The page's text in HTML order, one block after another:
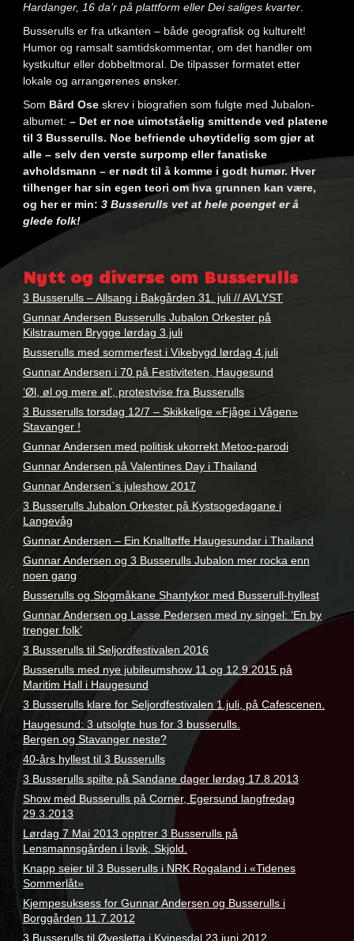
Hardanger, 16 da’r på plattform eller Dei saliges kvarter.
Busserulls er fra utkanten – både geografisk og kulturelt!
Humor og ramsalt samtidskommentar, om det handler om
kystkultur eller dobbeltmoral. De tilpasser formatet etter
lokale og arrangørenes ønsker.
Som Bård Oseskrev i biografien som fulgte med Jubalon-
albumet: – Det er noe uimotståelig smittende ved platene
til 3 Busserulls. Noe befriende uhøytidelig som gjør at
alle – selv den verste surpomp eller fanatiske
avholdsmann – er nødt til å komme i godt humør. Hver
tilhenger har sin egen teori om hva grunnen kan være,
og her er min: 3 Busserulls vet at hele poenget er å
glede folk!
Nøkkelord:
busserulls,
busserulls ,
Gunnar
andersen
Nytt og diverse om Busserulls
3 Busserulls – Allsang i Bakgården 31. juli // AVLYST
Gunnar Andersen Busserulls Jubalon Orkester på
Kilstraumen Brygge lørdag 3.juli
Busserulls med sommerfest i Vikebygd lørdag 4.juli
Gunnar Andersen i 70 på Festiviteten, Haugesund
‘Øl, øl og mere øl’, protestvise fra Busserulls
3 Busserulls torsdag 12/7 – Skikkelige «Fjåge i Vågen»
Stavanger !
Gunnar Andersen med politisk ukorrekt Metoo-parodi
Gunnar Andersen på Valentines Day i Thailand
Gunnar Andersen`s juleshow 2017
3 Busserulls Jubalon Orkester på Kystsogedagane i
Langevåg
Gunnar Andersen – Ein Knalltøffe Haugesundar i Thailand
Gunnar Andersen og 3 Busserulls Jubalon mer rocka enn
noen gang
Busserulls og Slogmåkane Shantykor med Busserull-hyllest
Gunnar Andersen og Lasse Pedersen med ny singel: ‘En by
trenger folk’
3 Busserulls til Seljordfestivalen 2016
Busserulls med nye jubileumshow 11 og 12.9.2015 på
Maritim Hall i Haugesund
3 Busserulls klare for Seljordfestivalen 1.juli, på Cafescenen.
Haugesund: 3 utsolgte hus for 3 busserulls.
Bergen og Stavanger neste?
40-års hyllest til 3 Busserulls
3 Busserulls spilte på Sandane dager lørdag 17.8.2013
Show med Busserulls på Corner, Egersund langfredag
29.3.2013
Lørdag 7 Mai 2013 opptrer 3 Busserulls på
Lensmannsgården i Isvik, Skjold.
Knapp seier til 3 Busserulls i NRK Rogaland i «Tidenes
Sommerlåt»
Kjempesuksess for Gunnar Andersen og Busserulls i
Borggården 11.7.2012
3 Busserulls til Øyesletta i Kvinesdal 23.juni 2012